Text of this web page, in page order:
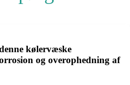
kølervæske
og overophedning af